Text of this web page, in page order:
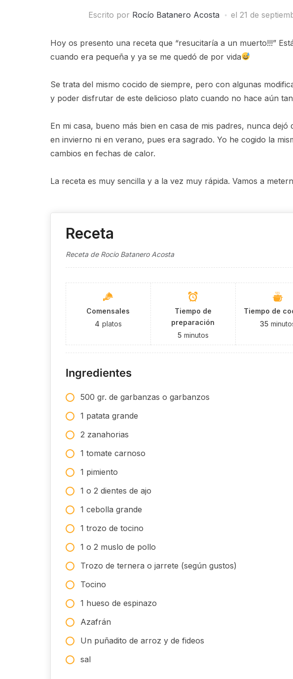
Escrito por Rocío Batanero Acosta el 21 de
Hoy os presento una receta que “resucitaría a un muerto!!!”
cuando era pequeña y ya se me quedó de por vida
Se trata del mismo cocido de siempre, pero con algunas
y poder disfrutar de este delicioso plato cuando no hace aún
En mi casa, bueno más bien en casa de mis padres, nunca
en invierno ni en verano, pues era sagrado. Yo he cogido la
cambios en fechas de calor.
La receta es muy sencilla y a la vez muy rápida. Vamos a
Receta
Receta de Rocio Batanero Acosta
Comensales
4 platos
Tiempo de
preparación
5 minutos
Tiempo de
35
Ingredientes
500 gr. de garbanzas o garbanzos
1 patata grande
2 zanahorias
1 tomate carnoso
1 pimiento
1 o 2 dientes de ajo
1 cebolla grande
1 trozo de tocino
1 o 2 muslo de pollo
Trozo de ternera o jarrete (según gustos)
Tocino
1 hueso de espinazo
Azafrán
Un puñadito de arroz y de fideos
sal